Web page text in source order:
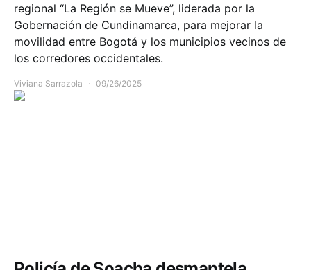
regional “La Región se Mueve”, liderada por la
Gobernación de Cundinamarca, para mejorar la
movilidad entre Bogotá y los municipios vecinos de
los corredores occidentales.
Viviana Sarrazola 09/26/2025